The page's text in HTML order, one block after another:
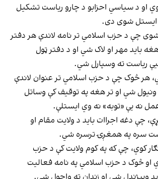
او د سیاسي احزابو د چارو ریاست تشکیل
ایستل شوی دی.
چې د حزب اسلامي تر نامه لاندې هر دفتر
باید مهر او لاک شي او د دفتر ټول
ریاست ته وسپارل شي.
هر څوک چې د حزب اسلامي تر عنوان لاندې
ونیول شي او تر هغه په توقیف کې وساتل
نه یې «توبه» نه وي ایستلې.
چې دغه اجراات باید د ولایت مقام او
سره په همغږۍ ترسره شي.
کوي، چې که په کوم ولایت کې د حزب
او څوک د حزب اسلامي په نامه فعالیت